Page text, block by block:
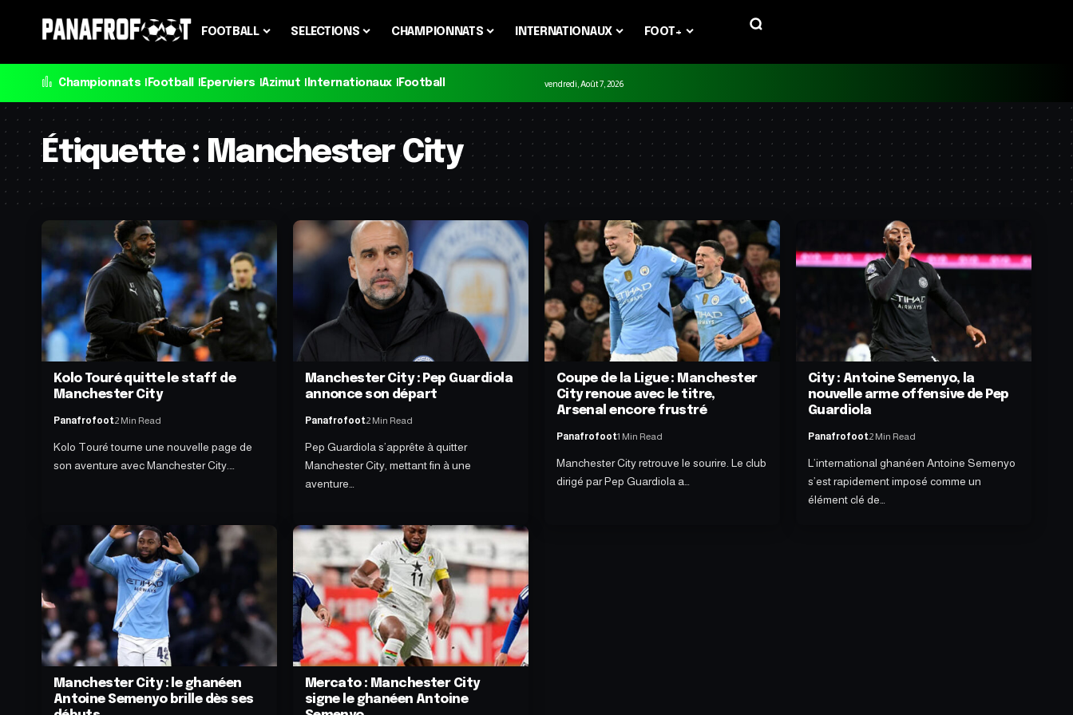
FOOTBALL SELECTIONS CHAMPIONNATS INTERNATIONAUX FOOT+
Championnats Football Eperviers Azimut Internationaux Football vendredi, Août 7, 2026
Étiquette : Manchester City
Kolo Touré quitte le staff de
Manchester City
Panafrofoot2 Min Read
Kolo Touré tourne une nouvelle page de
son aventure avec Manchester City.…
Manchester City : Pep Guardiola
annonce son départ
Panafrofoot2 Min Read
Pep Guardiola s’apprête à quitter
Manchester City, mettant fin à une
aventure…
Coupe de la Ligue : Manchester
City renoue avec le titre,
Arsenal encore frustré
Panafrofoot1 Min Read
Manchester City retrouve le sourire. Le club
dirigé par Pep Guardiola a…
City : Antoine Semenyo, la
nouvelle arme offensive de Pep
Guardiola
Panafrofoot2 Min Read
L’international ghanéen Antoine Semenyo
s’est rapidement imposé comme un
élément clé de…
Manchester City : le ghanéen
Antoine Semenyo brille dès ses
Mercato : Manchester City
signe le ghanéen Antoine